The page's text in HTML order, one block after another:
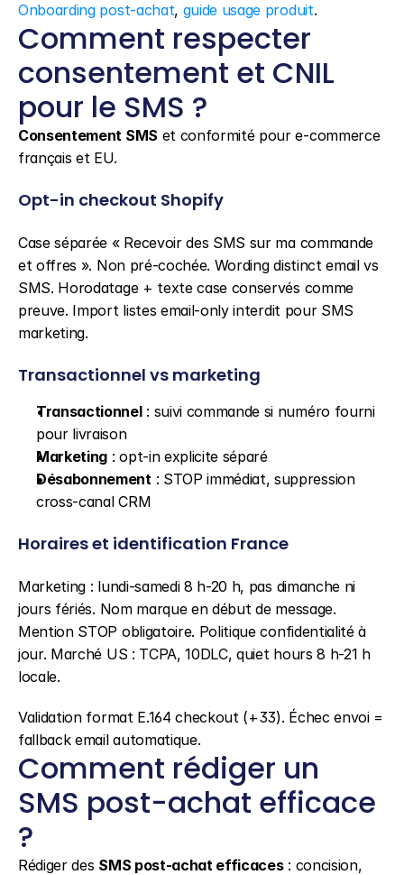
Onboarding post-achat, guide usage produit.
Comment respecter
consentement et CNIL
pour le SMS ?
Consentement SMS et conformité pour e-commerce
français et EU.
Opt-in checkout Shopify
Case séparée « Recevoir des SMS sur ma commande
et offres ». Non pré-cochée. Wording distinct email vs
SMS. Horodatage + texte case conservés comme
preuve. Import listes email-only interdit pour SMS
marketing.
Transactionnel vs marketing
Transactionnel : suivi commande si numéro fourni
pour livraison
Marketing : opt-in explicite séparé
Désabonnement : STOP immédiat, suppression
cross-canal CRM
Horaires et identification France
Marketing : lundi-samedi 8 h-20 h, pas dimanche ni
jours fériés. Nom marque en début de message.
Mention STOP obligatoire. Politique confidentialité à
jour. Marché US : TCPA, 10DLC, quiet hours 8 h-21 h
locale.
Validation format E.164 checkout (+33). Échec envoi =
fallback email automatique.
Comment rédiger un
SMS post-achat efficace
?
Rédiger des SMS post-achat efficaces : concision,